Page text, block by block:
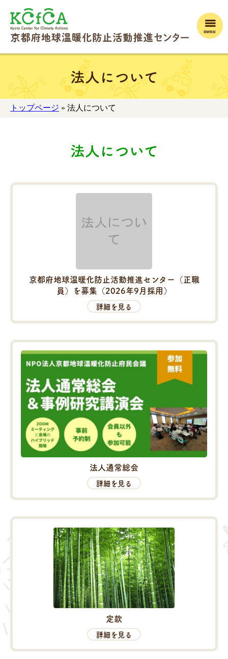
menu
法人について
トップページ » 法人について
法人について
京都府地球温暖化防止活動推進センター（正職
員）を募集（2026年9月採用）
詳細を見る
法人通常総会
詳細を見る
定款
詳細を見る